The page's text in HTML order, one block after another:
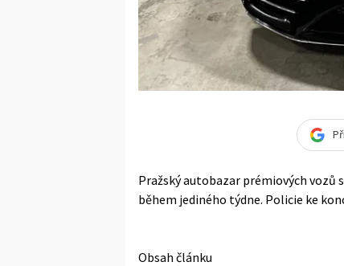
Pražský autobazar prémiových
během jediného týdne. Policie ke
Obsah článku